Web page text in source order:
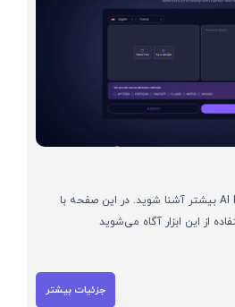
با هوش مصنوعی AI Humanize بیشتر آشنا شوید. در این صفحه با
از این ابزار آگاه می‌شوید
جزئیات بیشتر